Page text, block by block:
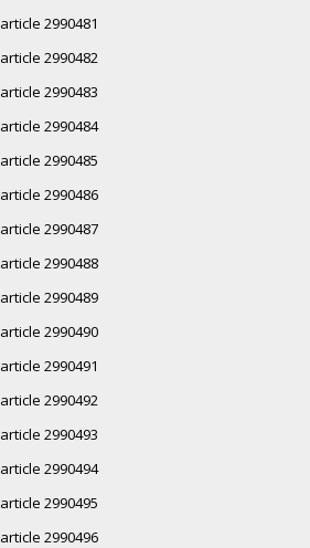
article 2990481
article 2990482
article 2990483
article 2990484
article 2990485
article 2990486
article 2990487
article 2990488
article 2990489
article 2990490
article 2990491
article 2990492
article 2990493
article 2990494
article 2990495
article 2990496